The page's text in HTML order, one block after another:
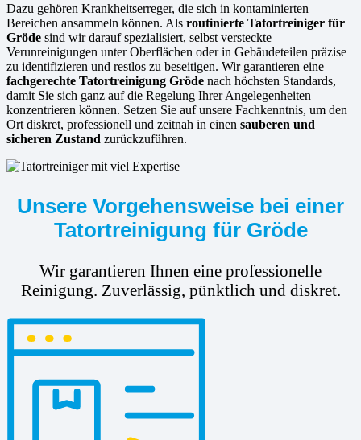
Dazu gehören Krankheitserreger, die sich in kontaminierten
Bereichen ansammeln können. Als routinierte Tatortreiniger für
Gröde sind wir darauf spezialisiert, selbst versteckte
Verunreinigungen unter Oberflächen oder in Gebäudeteilen präzise
zu identifizieren und restlos zu beseitigen. Wir garantieren eine
fachgerechte Tatortreinigung Gröde nach höchsten Standards,
damit Sie sich ganz auf die Regelung Ihrer Angelegenheiten
konzentrieren können. Setzen Sie auf unsere Fachkenntnis, um den
Ort diskret, professionell und zeitnah in einen sauberen und
sicheren Zustand zurückzuführen.
Unsere Vorgehensweise bei einer
Tatortreinigung für Gröde
Wir garantieren Ihnen eine professionelle
Reinigung. Zuverlässig, pünktlich und diskret.